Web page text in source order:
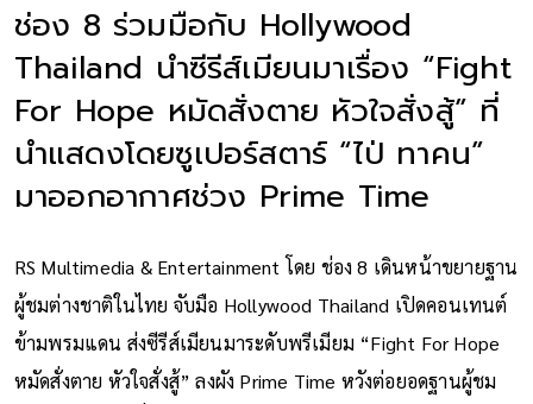
ช่อง 8 ร่วมมือกับ Hollywood
Thailand นำซีรีส์เมียนมาเรื่อง “Fight
For Hope หมัดสั่งตาย หัวใจสั่งสู้” ที่
นำแสดงโดยซูเปอร์สตาร์ “ไป่ ทาคน”
มาออกอากาศช่วง Prime Time
RS Multimedia & Entertainment โดย ช่อง 8 เดินหน้าขยายฐาน
ผู้ชมต่างชาติในไทย จับมือ Hollywood Thailand เปิดคอนเทนต์
ข้ามพรมแดน ส่งซีรีส์เมียนมาระดับพรีเมียม “Fight For Hope
หมัดสั่งตาย หัวใจสั่งสู้” ลงผัง Prime Time หวังต่อยอดฐานผู้ชม